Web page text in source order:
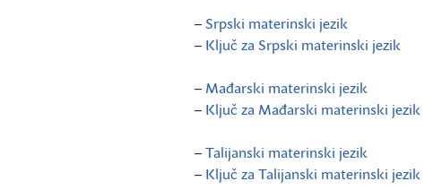
–Srpski materinski jezik
– Ključ za Srpski materinski jezik
– Mađarski materinski jezik
– Ključ za Mađarski materinski jezik
–Talijanski materinski jezik
– Ključ za Talijanski materinski jezik